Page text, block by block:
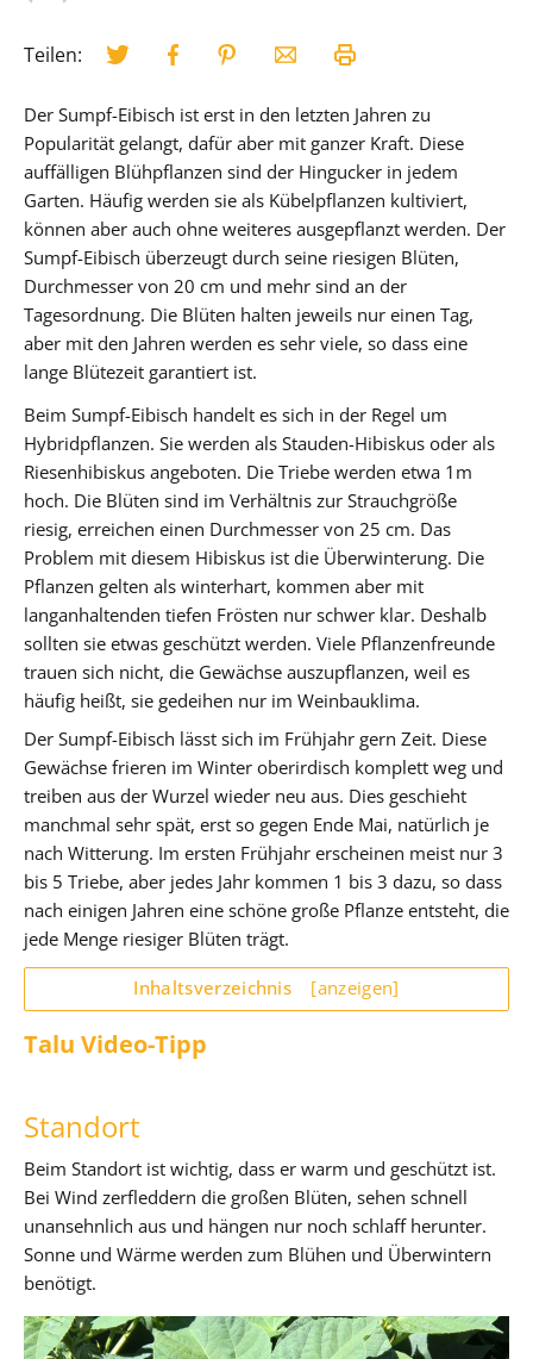
Teilen:
Der Sumpf-Eibisch ist erst in den letzten Jahren zu
Popularität gelangt, dafür aber mit ganzer Kraft. Diese
auffälligen Blühpflanzen sind der Hingucker in jedem
Garten. Häufig werden sie als Kübelpflanzen kultiviert,
können aber auch ohne weiteres ausgepflanzt werden. Der
Sumpf-Eibisch überzeugt durch seine riesigen Blüten,
Durchmesser von 20 cm und mehr sind an der
Tagesordnung. Die Blüten halten jeweils nur einen Tag,
aber mit den Jahren werden es sehr viele, so dass eine
lange Blütezeit garantiert ist.
Beim Sumpf-Eibisch handelt es sich in der Regel um
Hybridpflanzen. Sie werden als Stauden-Hibiskus oder als
Riesenhibiskus angeboten. Die Triebe werden etwa 1m
hoch. Die Blüten sind im Verhältnis zur Strauchgröße
riesig, erreichen einen Durchmesser von 25 cm. Das
Problem mit diesem Hibiskus ist die Überwinterung. Die
Pflanzen gelten als winterhart, kommen aber mit
langanhaltenden tiefen Frösten nur schwer klar. Deshalb
sollten sie etwas geschützt werden. Viele Pflanzenfreunde
trauen sich nicht, die Gewächse auszupflanzen, weil es
häufig heißt, sie gedeihen nur im Weinbauklima.
Der Sumpf-Eibisch lässt sich im Frühjahr gern Zeit. Diese
Gewächse frieren im Winter oberirdisch komplett weg und
treiben aus der Wurzel wieder neu aus. Dies geschieht
manchmal sehr spät, erst so gegen Ende Mai, natürlich je
nach Witterung. Im ersten Frühjahr erscheinen meist nur 3
bis 5 Triebe, aber jedes Jahr kommen 1 bis 3 dazu, so dass
nach einigen Jahren eine schöne große Pflanze entsteht, die
jede Menge riesiger Blüten trägt.
Inhaltsverzeichnis [anzeigen]
Talu Video-Tipp
Standort
Beim Standort ist wichtig, dass er warm und geschützt ist.
Bei Wind zerfleddern die großen Blüten, sehen schnell
unansehnlich aus und hängen nur noch schlaff herunter.
Sonne und Wärme werden zum Blühen und Überwintern
benötigt.